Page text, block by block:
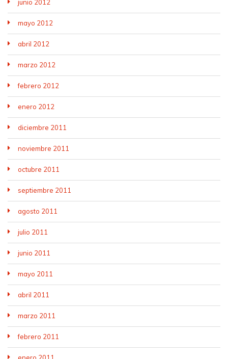
junio 2012
mayo 2012
abril 2012
marzo 2012
febrero 2012
enero 2012
diciembre 2011
noviembre 2011
octubre 2011
septiembre 2011
agosto 2011
julio 2011
junio 2011
mayo 2011
abril 2011
marzo 2011
febrero 2011